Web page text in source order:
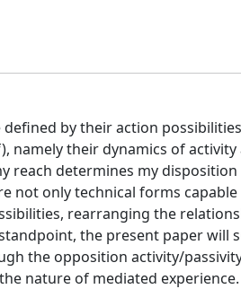
by their action
their dynamics of
reach determines my
not only technical forms
rearranging the
the present paper
the opposition activity/
nature of mediated experience.